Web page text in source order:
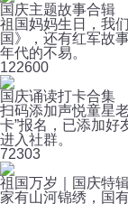
国庆主题故事合辑
祖国妈妈生日，我
国》，还有红军故
年代的不易。
122600
国庆诵读打卡合集
扫码添加声悦童星
卡”报名，已添加好
进入社群。
72303
祖国万岁｜国庆特
家有山河锦绣，国